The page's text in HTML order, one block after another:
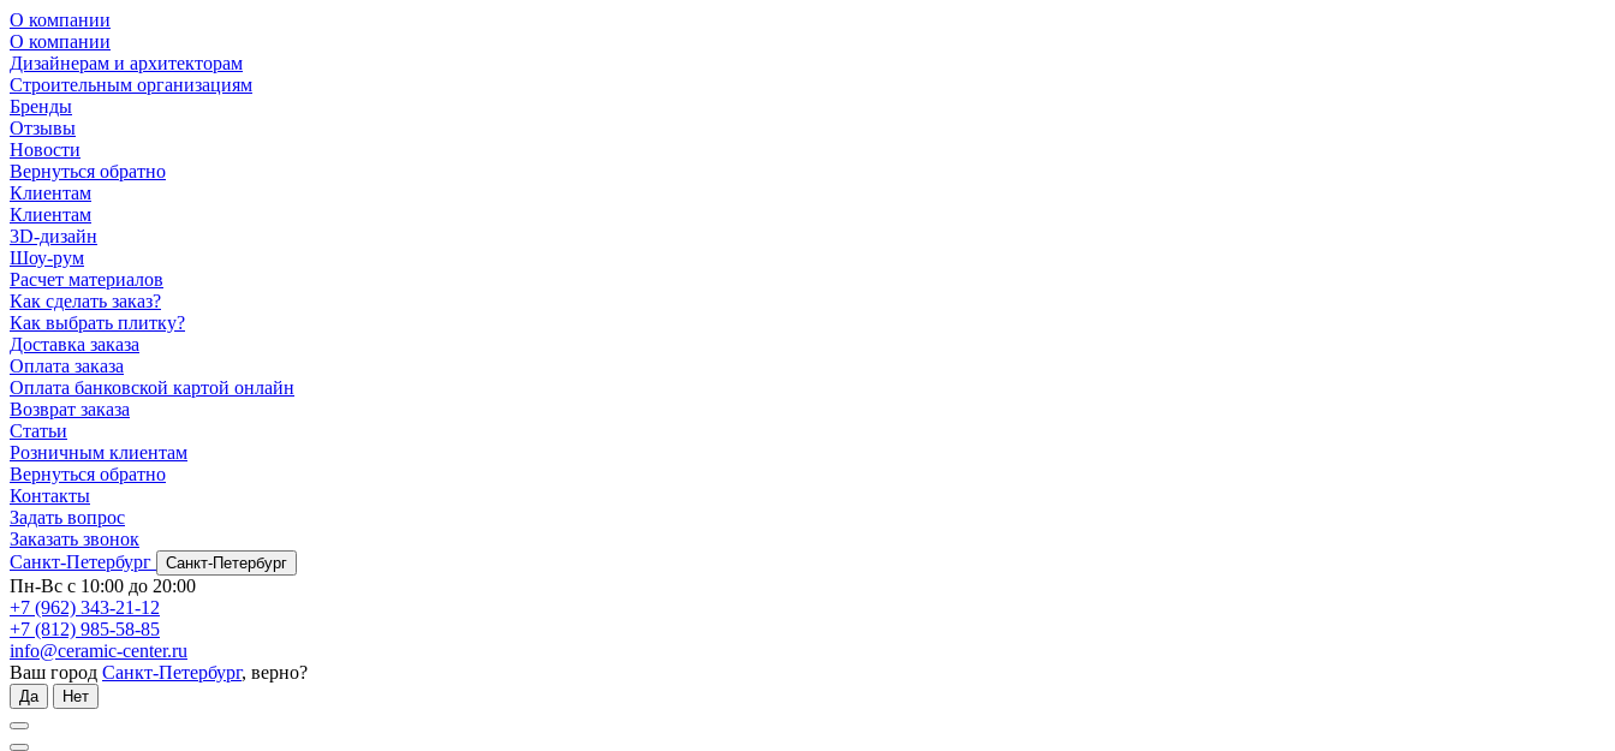
О компании
О компании
Дизайнерам и архитекторам
Строительным организациям
Бренды
Отзывы
Новости
Вернуться обратно
Клиентам
Клиентам
3D-дизайн
Шоу-рум
Расчет материалов
Как сделать заказ?
Как выбрать плитку?
Доставка заказа
Оплата заказа
Оплата банковской картой онлайн
Возврат заказа
Статьи
Розничным клиентам
Вернуться обратно
Контакты
Задать вопрос
Заказать звонок
Санкт-Петербург
Санкт-Петербург
Пн-Вс с 10:00 до 20:00
+7 (962) 343-21-12
+7 (812) 985-58-85
info@ceramic-center.ru
Ваш город Санкт-Петербург, верно?
Да Нет